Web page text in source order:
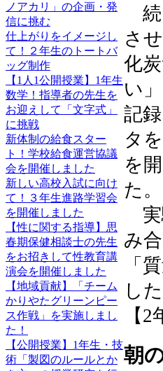
ノアカリ」の企画・発
信に挑む
仕上がりをイメージし
て！２年生のトートバ
ッグ制作
【1人1公開授業】1年生
数学！指導者の先生を
お迎えして「文字式」
に挑戦
新体制の給食スター
ト！学校給食運営協議
会を開催しました
新しい高校入試に向け
て！３年生進路学習会
を開催しました
【性に関する指導】思
春期保健相談士の先生
をお招きして性教育講
演会を開催しました
【地域貢献】「チーム
かりやたグリーンピー
ス作戦」を実施しまし
た！
【公開授業】1年生・技
術「製図のルールとか
続
さ
化
い
記
タ
を
た。
実
み
「
した
【
朝